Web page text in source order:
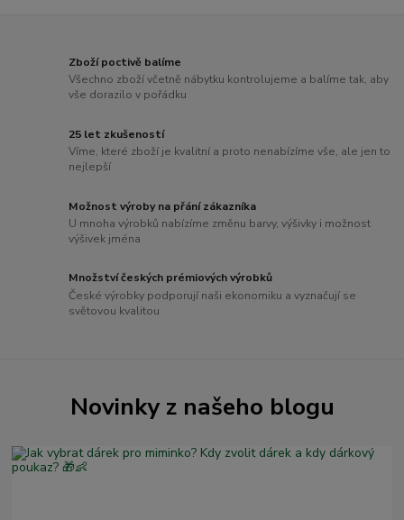
Zboží poctivě balíme
Všechno zboží včetně nábytku kontrolujeme a balíme tak, aby
vše dorazilo v pořádku
25 let zkušeností
Víme, které zboží je kvalitní a proto nenabízíme vše, ale jen to
nejlepší
Možnost výroby na přání zákazníka
U mnoha výrobků nabízíme změnu barvy, výšivky i možnost
výšivek jména
Množství českých prémiových výrobků
České výrobky podporují naši ekonomiku a vyznačují se
světovou kvalitou
Novinky z našeho blogu